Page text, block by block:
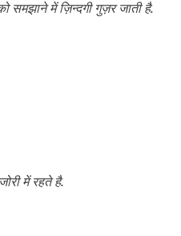
समझाने में ज़िन्दगी गुज़र जाती है.
में रहते है.